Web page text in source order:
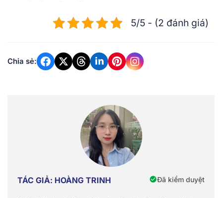
5/5 - (2 đánh giá)
Chia sẻ:
TÁC GIẢ: HOÀNG TRINH Đã kiểm duyệt